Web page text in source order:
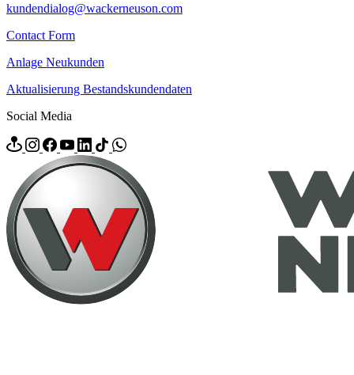
kundendialog@wackerneuson.com
Contact Form
Anlage Neukunden
Aktualisierung Bestandskundendaten
Social Media